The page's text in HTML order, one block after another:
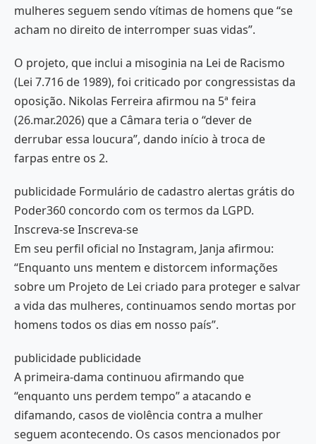
mulheres seguem sendo vítimas de homens que “se
acham no direito de interromper suas vidas”.
O projeto, que inclui a misoginia na Lei de Racismo
(Lei 7.716 de 1989), foi criticado por congressistas da
oposição. Nikolas Ferreira afirmou na 5ª feira
(26.mar.2026) que a Câmara teria o “dever de
derrubar essa loucura”, dando início à troca de
farpas entre os 2.
publicidade Formulário de cadastro alertas grátis do
Poder360 concordo com os termos da LGPD.
Inscreva-se Inscreva-se
Em seu perfil oficial no Instagram, Janja afirmou:
“Enquanto uns mentem e distorcem informações
sobre um Projeto de Lei criado para proteger e salvar
a vida das mulheres, continuamos sendo mortas por
homens todos os dias em nosso país”.
publicidade publicidade
A primeira-dama continuou afirmando que
“enquanto uns perdem tempo” a atacando e
difamando, casos de violência contra a mulher
seguem acontecendo. Os casos mencionados por